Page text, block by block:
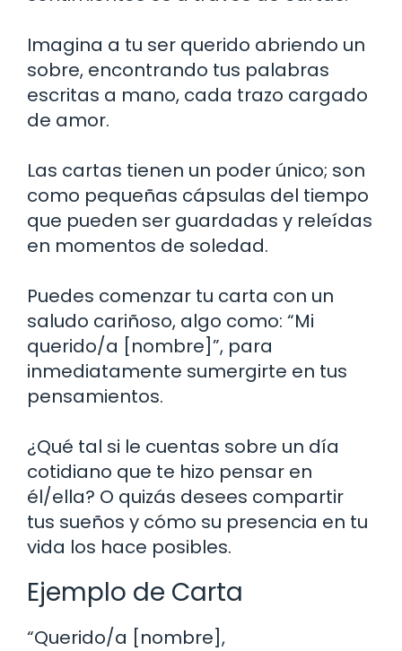
Imagina a tu ser querido abriendo un
sobre, encontrando tus palabras
escritas a mano, cada trazo cargado
de amor.
Las cartas tienen un poder único; son
como pequeñas cápsulas del tiempo
que pueden ser guardadas y releídas
en momentos de soledad.
Puedes comenzar tu carta con un
saludo cariñoso, algo como: “Mi
querido/a [nombre]”, para
inmediatamente sumergirte en tus
pensamientos.
¿Qué tal si le cuentas sobre un día
cotidiano que te hizo pensar en
él/ella? O quizás desees compartir
tus sueños y cómo su presencia en tu
vida los hace posibles.
Ejemplo de Carta
“Querido/a [nombre],